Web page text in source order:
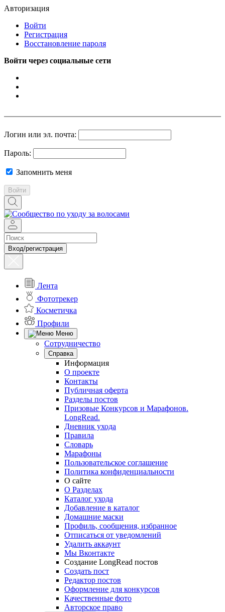
Авторизация
Войти
Регистрация
Восстановление пароля
Войти через социальные сети
Логин или эл. почта:
Пароль:
Запомнить меня
Войти
Вход/регистрация
Лента
Фототрекер
Косметичка
Профили
Меню
Сотрудничество
Справка
Информация
О проекте
Контакты
Публичная оферта
Разделы постов
Призовые Конкурсов и Марафонов.
LongRead.
Дневник ухода
Правила
Словарь
Марафоны
Пользовательское соглашение
Политика конфиденциальности
О сайте
О Разделах
Каталог ухода
Добавление в каталог
Домашние маски
Профиль, сообщения, избранное
Отписаться от уведомлений
Удалить аккаунт
Мы Вконтакте
Создание LongRead постов
Создать пост
Редактор постов
Оформление для конкурсов
Качественные фото
Авторское право